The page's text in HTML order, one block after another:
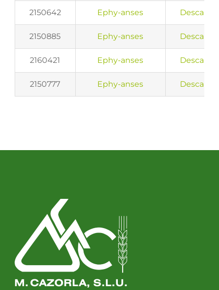
Varis
2150642 Ephy-anses
2150885 Ephy-anses
2160421 Ephy-anses
2150777 Ephy-anses